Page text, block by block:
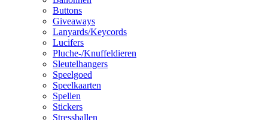
Buttons
Giveaways
Lanyards/Keycords
Lucifers
Pluche-/Knuffeldieren
Sleutelhangers
Speelgoed
Speelkaarten
Spellen
Stickers
Stressballen